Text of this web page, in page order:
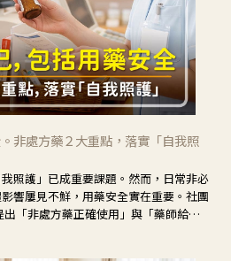
非處方藥２大重點，落實「自我照
照護」已成重要課題。然而，日常非必
響屢見不鮮，用藥安全實在重要。社團
「非處方藥正確使用」與「藥師給